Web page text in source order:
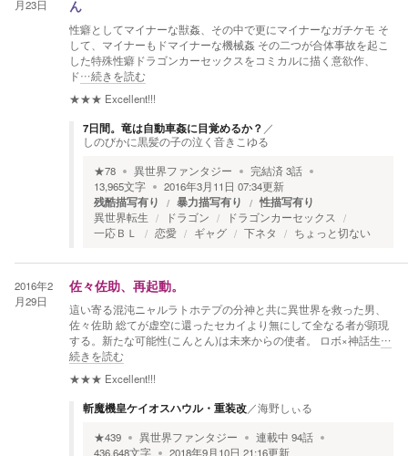
月23日
ん
性癖としてマイナーな獣姦、その中で更にマイナーなガチケモ そ
して、マイナーもドマイナーな機械姦 その二つが合体事故を起こ
した特殊性癖ドラゴンカーセックスをコミカルに描く意欲作、
ド…続きを読む
★★★ Excellent!!!
7日間。竜は自動車姦に目覚めるか？ ／
しのびかに黒髪の子の泣く音きこゆる
★78 異世界ファンタジー 完結済3話
13,965文字 2016年3月11日 07:34更新
残酷描写有り 暴力描写有り 性描写有り
異世界転生 ドラゴン
ドラゴンカーセックス
一応ＢＬ
恋愛 ギャグ 下ネタ ちょっと切ない
2016年2
月29日
佐々佐助、再起動。
這い寄る混沌ニャルラトホテプの分神と共に異世界を救った男、
佐々佐助 総てが虚空に還ったセカイより無にして全なる者が顕現
する。新たな可能性(こんとん)は未来からの使者。 ロボ×神話生…
続きを読む
★★★ Excellent!!!
斬魔機皇ケイオスハウル・重装改／海野しぃる
★439 異世界ファンタジー 連載中 94話
436,648文字 2018年9月10日 21:16更新